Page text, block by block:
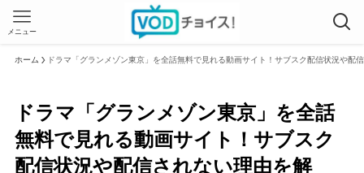
メニュー
ホーム ドラマ「グランメゾン東京」を全話無料で見れる動画サイト！サブスク配信状況や配
ドラマ「グランメゾン東京」を全話
無料で見れる動画サイト！サブスク
配信状況や配信されない理由を解